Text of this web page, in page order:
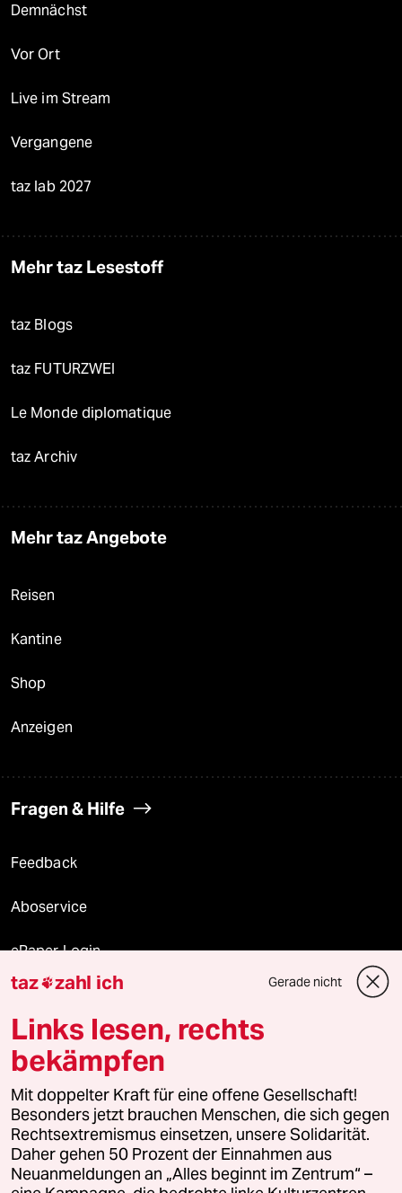
Demnächst
Vor Ort
Live im Stream
Vergangene
taz lab 2027
Mehr taz Lesestoff
taz Blogs
taz FUTURZWEI
Le Monde diplomatique
taz Archiv
Mehr taz Angebote
Reisen
Kantine
Shop
Anzeigen
Fragen & Hilfe
Feedback
Aboservice
ePaper Login
Downloads für Abonnierende
© 2026 taz Verlags und Vertriebs GmbH
Alle Rechte vorbehalten. Bei rechtlichen Fragen oder für Genehmigungen
wenden Sie sich bitte an
lizenzen@taz.de
Feedback Redaktionsstatut Kommune-Richtlinien
taz zahl ich Gerade nicht
Links lesen, rechts
bekämpfen
Mit doppelter Kraft für eine offene Gesellschaft!
Besonders jetzt brauchen Menschen, die sich gegen
Rechtsextremismus einsetzen, unsere Solidarität.
Daher gehen 50 Prozent der Einnahmen aus
Neuanmeldungen an „Alles beginnt im Zentrum“ –